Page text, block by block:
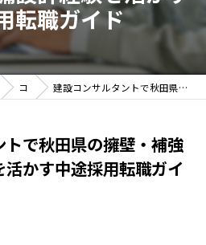
転職ガイド
コラム 建設コンサルタントで秋田県の擁壁・補強土予備設計経験を活かす中途採用転職ガイド
で秋田県の擁壁・補強
かす中途採用転職ガイ